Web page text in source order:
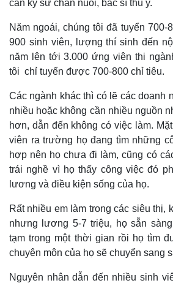
cần kỹ sư chăn nuôi, bác sĩ thú y.
Năm ngoái, chúng tôi đã tuyển 700-
900 sinh viên, lượng thí sinh đến
năm lên tới 3.000 ứng viên thi
tôi chỉ tuyển được 700-800 chỉ tiêu.
Các ngành khác thì có lẽ các doanh
nhiều hoặc không cần nhiều nguồn
hơn, dẫn đến không có việc làm.
viên ra trường họ đang tìm những
hợp nên họ chưa đi làm, cũng có
trái nghề vì họ thấy công việc đó
lương và điều kiện sống của họ.
Rất nhiều em làm trong các siêu thị,
nhưng lương 5-7 triệu, họ sẵn
tạm trong một thời gian rồi họ tìm
chuyên môn của họ sẽ chuyển sang
Nguyên nhân dẫn đến nhiều sinh